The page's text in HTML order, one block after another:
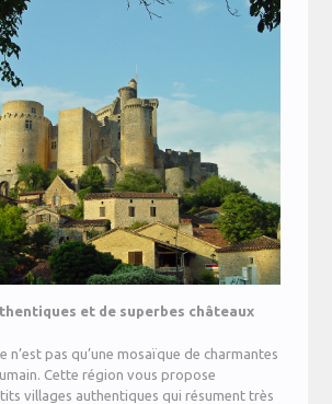
et de superbes châteaux
n’est pas qu’une mosaïque de charmantes
Cette région vous propose
villages authentiques qui résument très